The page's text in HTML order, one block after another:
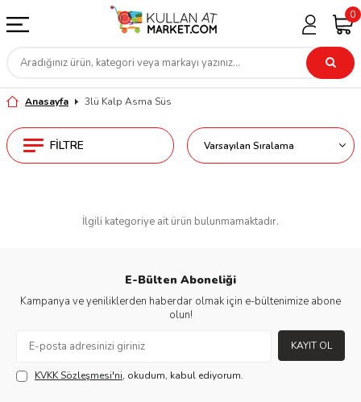
0
Anasayfa 3lü Kalp Asma Süs
FILTRE
İlgili kategoriye ait ürün bulunmamaktadır.
E-Bülten Aboneliği
Kampanya ve yeniliklerden haberdar olmak için e-bültenimize abone
olun!
KAYIT OL
KVKK Sözleşmesi'ni, okudum, kabul ediyorum.